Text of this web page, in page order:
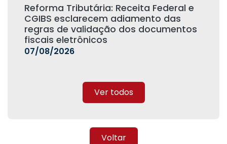
Reforma Tributária: Receita Federal e
CGIBS esclarecem adiamento das
regras de validação dos documentos
fiscais eletrônicos
07/08/2026
Ver todos
Voltar